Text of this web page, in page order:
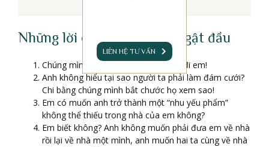
LIÊN HỆ TƯ VẤN
Những lời cầu hôn nàng sẽ gật đầu
Chúng mình hợp pháp hóa tình cảm đi em!
Anh không hiểu tại sao người ta phải làm đám cưới?
Chi bằng chúng mình bắt chước họ xem sao!
Em có muốn anh trở thành một “nhu yếu phẩm”
không thể thiếu trong nhà của em không?
Em biết không? Anh không muốn phải đưa em về nhà
rồi lại về nhà một mình, anh muốn hai ta cùng về nhà